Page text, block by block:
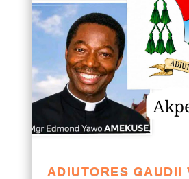
ADIUTORES GAUDII